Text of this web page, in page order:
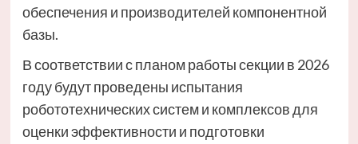
обеспечения и производителей компонентной
базы.
В соответствии с планом работы секции в 2026
году будут проведены испытания
робототехнических систем и комплексов для
оценки эффективности и подготовки